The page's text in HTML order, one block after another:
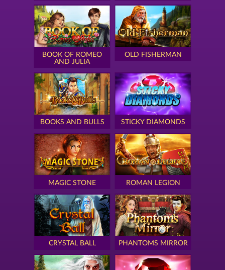
BOOK OF ROMEO
AND JULIA
OLD FISHERMAN
BOOKS AND BULLS STICKY DIAMONDS
MAGIC STONE ROMAN LEGION
CRYSTAL BALL PHANTOMS MIRROR